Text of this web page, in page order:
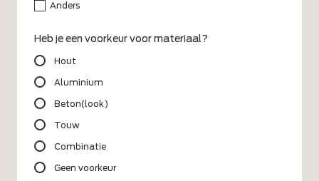
Anders
Heb je een voorkeur voor materiaal?
Hout
Aluminium
Beton(look)
Touw
Combinatie
Geen voorkeur